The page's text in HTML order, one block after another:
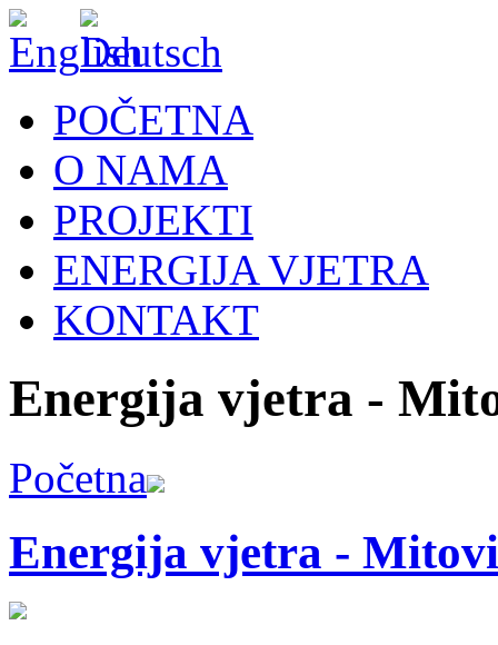
POČETNA
O NAMA
PROJEKTI
ENERGIJA VJETRA
KONTAKT
Energija vjetra -
Početna
Energija vjetra - Mitovi